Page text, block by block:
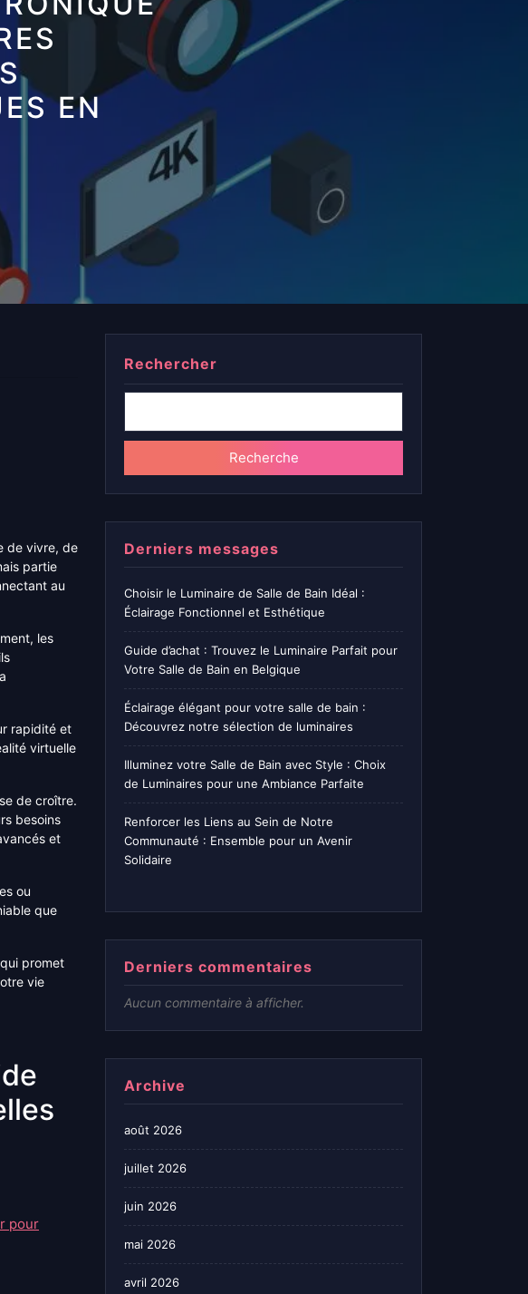
EN
de vivre, de
partie
au
les
rapidité et
virtuelle
de croître.
besoins
et
ou
que
promet
vie
pour
Rechercher
Recherche
Derniers messages
Choisir le Luminaire de Salle de Bain Idéal :
Éclairage Fonctionnel et Esthétique
Guide d’achat : Trouvez le Luminaire Parfait pour
Votre Salle de Bain en Belgique
Éclairage élégant pour votre salle de bain :
Découvrez notre sélection de luminaires
Illuminez votre Salle de Bain avec Style : Choix
de Luminaires pour une Ambiance Parfaite
Renforcer les Liens au Sein de Notre
Communauté : Ensemble pour un Avenir
Solidaire
Derniers commentaires
Aucun commentaire à afficher.
Archive
août 2026
juillet 2026
juin 2026
mai 2026
avril 2026